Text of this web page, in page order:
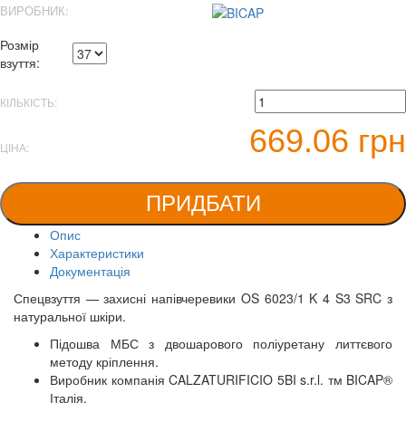
ВИРОБНИК:
Розмір
взуття:
КІЛЬКІСТЬ:
ЦІНА: 669.06 грн
ПРИДБАТИ
Опис
Характеристики
Документація
Спецвзуття — захисні напівчеревики OS 6023/1 K 4 S3 SRC з
натуральної шкіри.
Підошва МБС з двошарового поліуретану литтєвого
методу кріплення.
Виробник компанія CALZATURIFICIO 5BI s.r.l. тм BICAP®
Італія.